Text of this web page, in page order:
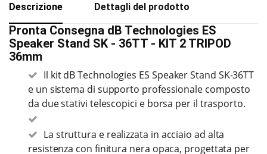
Descrizione Dettagli del prodotto
Pronta Consegna dB Technologies ES
Speaker Stand SK - 36TT - KIT 2 TRIPOD
36mm
Il kit dB Technologies ES Speaker Stand SK-36TT
e un sistema di supporto professionale composto
da due stativi telescopici e borsa per il trasporto.
La struttura e realizzata in acciaio ad alta
resistenza con finitura nera opaca, progettata per